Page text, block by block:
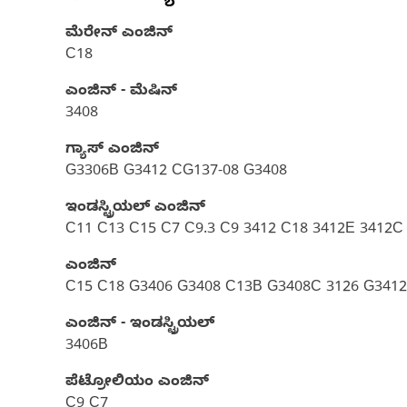
ಮೆರೇನ್ ಎಂಜಿನ್
C18
ಎಂಜಿನ್ - ಮೆಷಿನ್
3408
ಗ್ಯಾಸ್‌ ಎಂಜಿನ್
G3306B G3412 CG137-08 G3408
ಇಂಡಸ್ಟ್ರಿಯಲ್ ಎಂಜಿನ್
C11 C13 C15 C7 C9.3 C9 3412 C18 3412E
ಎಂಜಿನ್
C15 C18 G3406 G3408 C13B G3408C 3126
ಎಂಜಿನ್ - ಇಂಡಸ್ಟ್ರಿಯಲ್
3406B
ಪೆಟ್ರೋಲಿಯಂ ಎಂಜಿನ್